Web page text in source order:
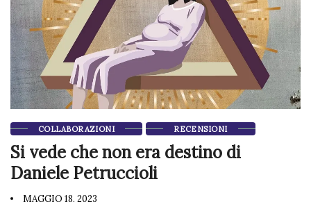
COLLABORAZIONI RECENSIONI
Si vede che non era destino di
Daniele Petruccioli
MAGGIO 18, 2023